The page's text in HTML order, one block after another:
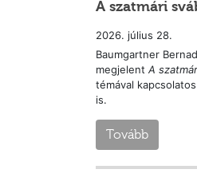
A szatmári
2026. július 28.
Baumgartner
megjelent A
témával
is.
Tovább